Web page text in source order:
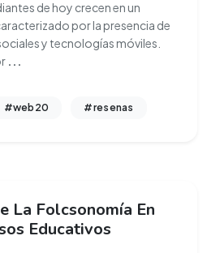
de hoy crecen en un
por la presencia de
y tecnologías móviles.
...
#web20 #resenas
La Folcsonomía En
Educativos